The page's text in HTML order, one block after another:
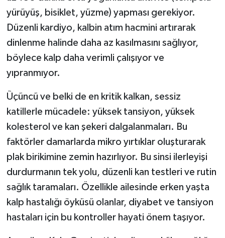
yürüyüş, bisiklet, yüzme) yapması gerekiyor.
Düzenli kardiyo, kalbin atım hacmini artırarak
dinlenme halinde daha az kasılmasını sağlıyor,
böylece kalp daha verimli çalışıyor ve
yıpranmıyor.
Üçüncü ve belki de en kritik kalkan, sessiz
katillerle mücadele: yüksek tansiyon, yüksek
kolesterol ve kan şekeri dalgalanmaları. Bu
faktörler damarlarda mikro yırtıklar oluşturarak
plak birikimine zemin hazırlıyor. Bu sinsi ilerleyişi
durdurmanın tek yolu, düzenli kan testleri ve rutin
sağlık taramaları. Özellikle ailesinde erken yaşta
kalp hastalığı öyküsü olanlar, diyabet ve tansiyon
hastaları için bu kontroller hayati önem taşıyor.